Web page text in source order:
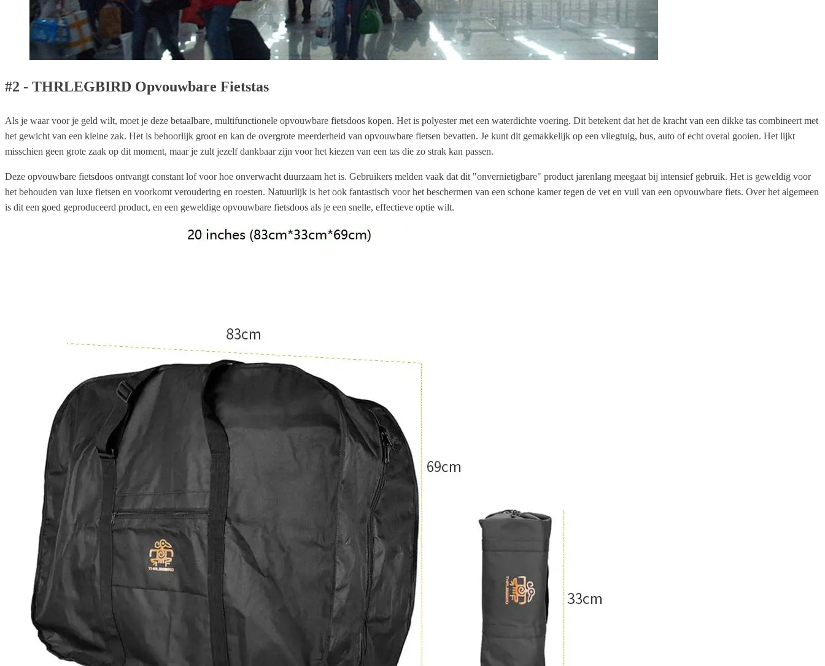
#2 - THRLEGBIRD Opvouwbare Fietstas
Als je waar voor je geld wilt, moet je deze betaalbare, multifunctionele opvouwbare fietsdoos kopen. Het is polyester met een waterdichte voering. Dit betekent dat het de kracht van een dikke tas combineert met
het gewicht van een kleine zak. Het is behoorlijk groot en kan de overgrote meerderheid van opvouwbare fietsen bevatten. Je kunt dit gemakkelijk op een vliegtuig, bus, auto of echt overal gooien. Het lijkt
misschien geen grote zaak op dit moment, maar je zult jezelf dankbaar zijn voor het kiezen van een tas die zo strak kan passen.
Deze opvouwbare fietsdoos ontvangt constant lof voor hoe onverwacht duurzaam het is. Gebruikers melden vaak dat dit "onvernietigbare" product jarenlang meegaat bij intensief gebruik. Het is geweldig voor
het behouden van luxe fietsen en voorkomt veroudering en roesten. Natuurlijk is het ook fantastisch voor het beschermen van een schone kamer tegen de vet en vuil van een opvouwbare fiets. Over het algemeen
is dit een goed geproduceerd product, en een geweldige opvouwbare fietsdoos als je een snelle, effectieve optie wilt.